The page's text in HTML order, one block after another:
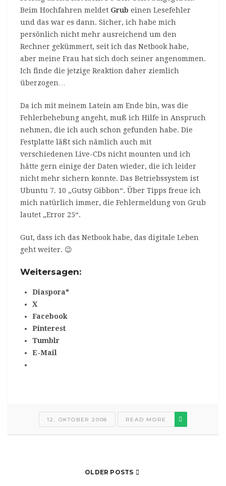
Beim Hochfahren meldet Grub einen Lesefehler
und das war es dann. Sicher, ich habe mich
persönlich nicht mehr ausreichend um den
Rechner gekümmert, seit ich das Netbook habe,
aber meine Frau hat sich doch seiner angenommen.
Ich finde die jetzige Reaktion daher ziemlich
überzogen…
Da ich mit meinem Latein am Ende bin, was die
Fehlerbehebung angeht, muß ich Hilfe in Anspruch
nehmen, die ich auch schon gefunden habe. Die
Festplatte läßt sich nämlich auch mit
verschiedenen Live-CDs nicht mounten und ich
hätte gern einige der Daten wieder, die ich leider
nicht mehr sichern konnte. Das Betriebssystem ist
Ubuntu 7. 10 „Gutsy Gibbon“. Über Tipps freue ich
mich natürlich immer, die Fehlermeldung von Grub
lautet „Error 25“.
Gut, dass ich das Netbook habe, das digitale Leben
geht weiter. 😉
Weitersagen:
Diaspora*
X
Facebook
Pinterest
Tumblr
E-Mail
12. OKTOBER 2008 READ MORE
OLDER POSTS